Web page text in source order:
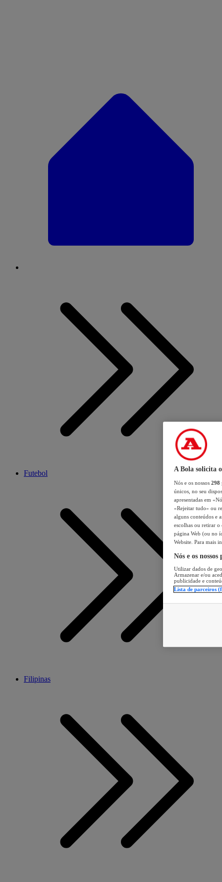
Futebol
Filipinas
A Bola solicita
Nós e os nossos 298
únicos, no seu
apresentadas em
«Rejeitar tudo» ou
alguns conteúdos e
escolhas ou retirar
página Web (ou no
Website. Para mais
Nós e os
Utilizar dados de
Armazenar e/ou
publicidade e
Lista de parceiros